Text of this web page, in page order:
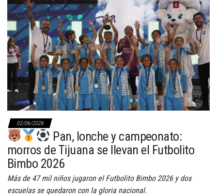
02/06/2026
Pan, lonche y campeonato:
morros de Tijuana se llevan el Futbolito
Bimbo 2026
Más de 47 mil niños jugaron el Futbolito Bimbo 2026 y dos
escuelas se quedaron con la gloria nacional.